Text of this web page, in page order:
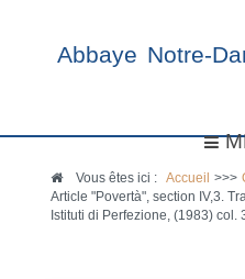
Abbaye Notre-
Vous êtes ici :Accueil >>>
Article "Povertà", section IV,3.
Istituti di Perfezione, (1983) col.